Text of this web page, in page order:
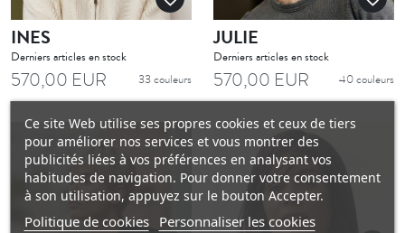
INES
Derniers articles en stock
570,00 EUR 33 couleurs
JULIE
Derniers articles en stock
570,00 EUR 40 couleurs
Ce site Web utilise ses propres cookies et ceux de tiers
pour améliorer nos services et vous montrer des
publicités liées à vos préférences en analysant vos
habitudes de navigation. Pour donner votre consentement
à son utilisation, appuyez sur le bouton Accepter.
Politique de cookies Personnaliser les cookies